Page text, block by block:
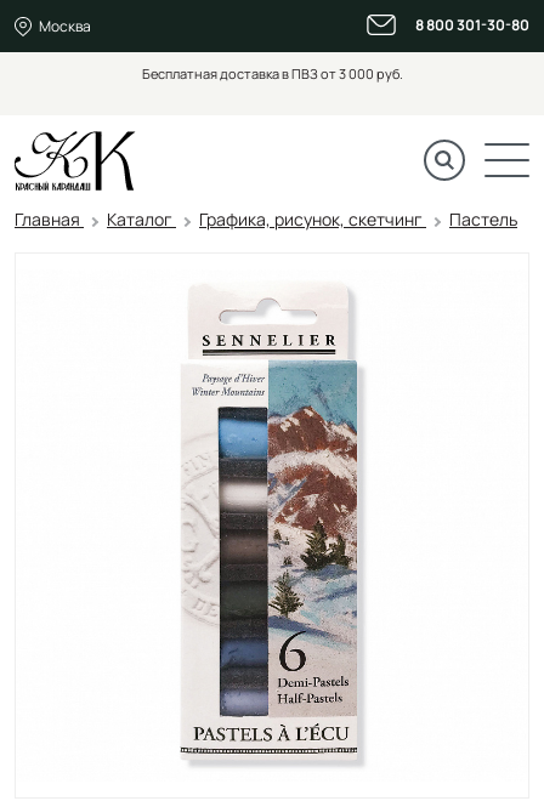
Москва 8 800 301-30-80
Бесплатная доставка в ПВЗ от 3 000 руб.
Главная Каталог Графика, рисунок, скетчинг Пастель